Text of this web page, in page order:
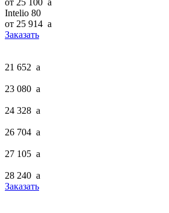
от 25 100 a
Intelio 80
от 25 914 a
Заказать
21 652 a
23 080 a
24 328 a
26 704 a
27 105 a
28 240 a
Заказать